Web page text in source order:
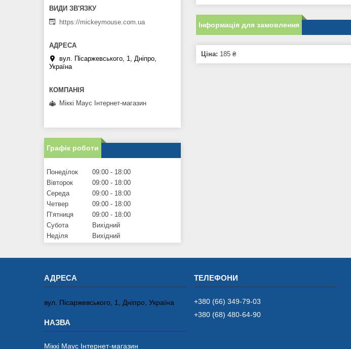
Інформація для замовлення
Ціна: 185 ₴
https://mickeymouse.com.ua
вул. Пісаржевського, 1, Дніпро,
Україна
Міккі Маус Інтернет-магазин
Графік роботи
Понеділок 09:00
18:00
Вівторок
09:00
18:00
Середа
09:00
18:00
Четвер
09:00
18:00
Пʼятниця
09:00
18:00
Субота
Вихідний
Неділя
Вихідний
вул. Пісаржевського, 1, Дніпро, Україна
Міккі Маус Інтернет-магазин
+380 (66) 349-79-03
+380 (68) 480-64-90